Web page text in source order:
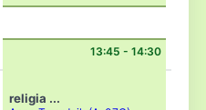
13:45 - 14:30
religia ...